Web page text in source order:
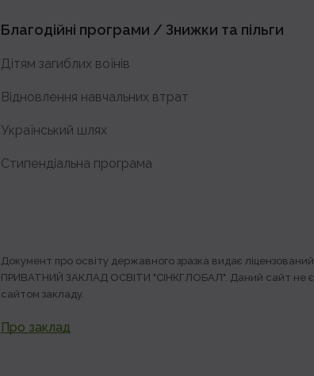
Благодійні програми / Знижки та пільги
Дітям загиблих воїнів
Відновлення навчальних втрат
Український шлях
Стипендіальна програма
Документ про освіту державного зразка видає ліцензований
ПРИВАТНИЙ ЗАКЛАД ОСВІТИ "СІНКГЛОБАЛ". Даний сайт не є
сайтом закладу.
Про заклад